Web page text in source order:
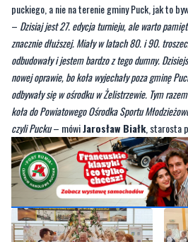
puckiego, a nie na terenie gminy Puck, jak to
– Dzisiaj jest 27. edycja turnieju, ale warto
znacznie dłuższej. Miały w latach 80. i 90.
odbudowały i jestem bardzo z tego dumny.
nowej oprawie, bo koła wyjechały poza gminę
odbywały się w ośrodku w Żelistrzewie. Tym
koła do Powiatowego Ośrodka Sportu
czyli Pucku– mówiJarosław Białk, starosta